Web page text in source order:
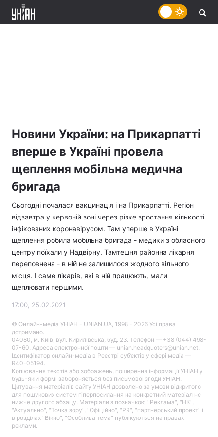
Новини України: на Прикарпатті
вперше в Україні провела
щеплення мобільна медична
бригада
Сьогодні почалася вакцинація і на Прикарпатті. Регіон
відзавтра у червоній зоні через різке зростання кількості
інфікованих коронавірусом. Там уперше в Україні
щеплення робила мобільна бригада - медики з обласного
центру поїхали у Надвірну. Тамтешня районна лікарня
переповнена - в ній не залишилося жодного вільного
місця. І саме лікарів, які в ній працюють, мали
щеплювати першими.
17:00, 25.02.2021
© Онлайн-медіа УНІАН - UNIAN.UA, 1998 - 2026 Усі права
дотримано.
04080, м. Київ, вул. Кирилівська, буд. 23. Телефон — +38 (044) 498-
07-60. Адреса електронної пошти — unian.headquoters@unian.net.
Ідентифікатор онлайн-медіа в Реєстрі суб’єктів у сфері медіа —
R40-05194.
Копіювання текстів або зображень, поширення інформації УНІАН у
будь-якій формі забороняється без письмової згоди УНІАН.
Цитування матеріалів сайту УНІАН дозволено за умови відкритого
для пошукових систем гіперпосилання на конкретний матеріал не
нижче другого абзацу. Матеріали з позначкою "Реклама", "НК",
"Актуально", "Точка зору", "Офіційно", "PR", "партнерський проект" і
в розділах "Вікно", "Особлива тема" публікуються на правах
реклами.